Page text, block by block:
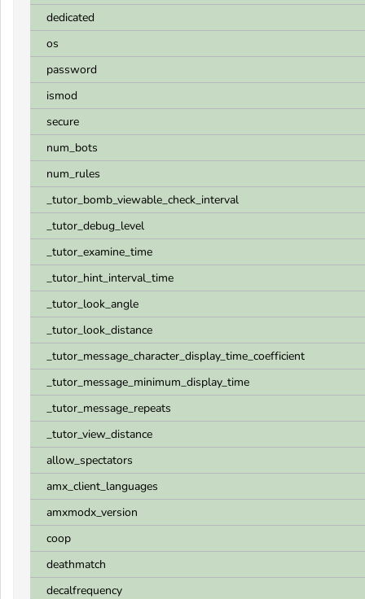
dedicated
os
password
ismod
secure
num_bots
num_rules
_tutor_bomb_viewable_check_interval
_tutor_debug_level
_tutor_examine_time
_tutor_hint_interval_time
_tutor_look_angle
_tutor_look_distance
_tutor_message_character_display_time_coefficient
_tutor_message_minimum_display_time
_tutor_message_repeats
_tutor_view_distance
allow_spectators
amx_client_languages
amxmodx_version
coop
deathmatch
decalfrequency